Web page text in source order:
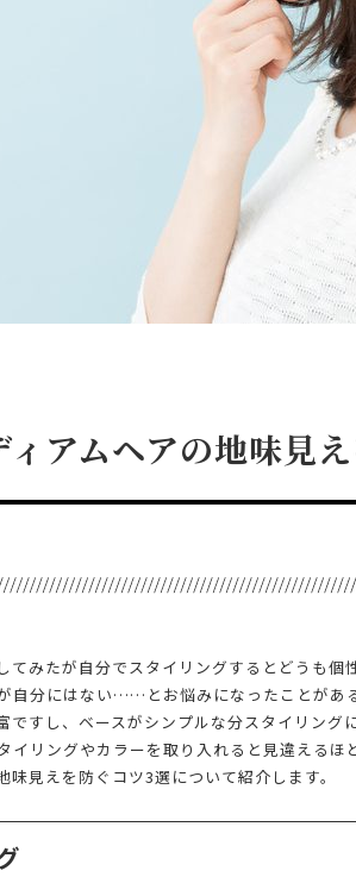
アムヘアの地味見
みたが自分でスタイリングするとどうも
自分にはない……とお悩みになったことがあ
すし、ベースがシンプルな分スタイリング
リングやカラーを取り入れると見違えるほ
見えを防ぐコツ3選について紹介します。